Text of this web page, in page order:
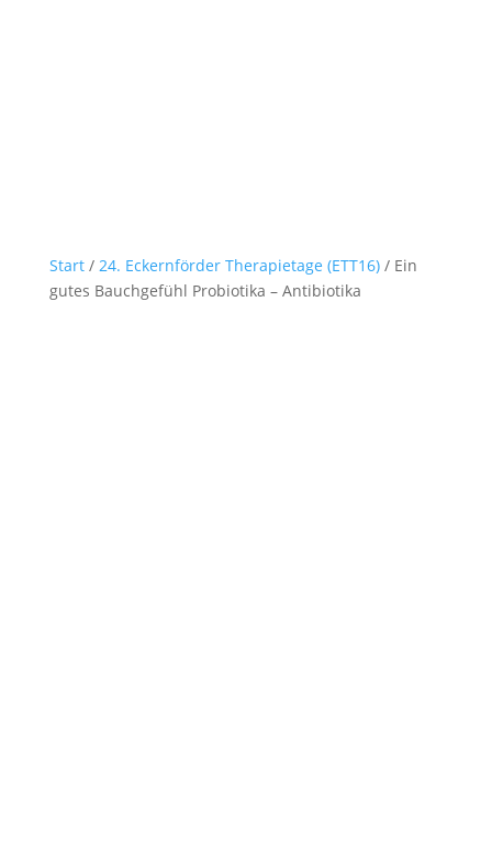
Start/ 24. Eckernförder Therapietage (ETT16)/ Ein
gutes Bauchgefühl Probiotika – Antibiotika